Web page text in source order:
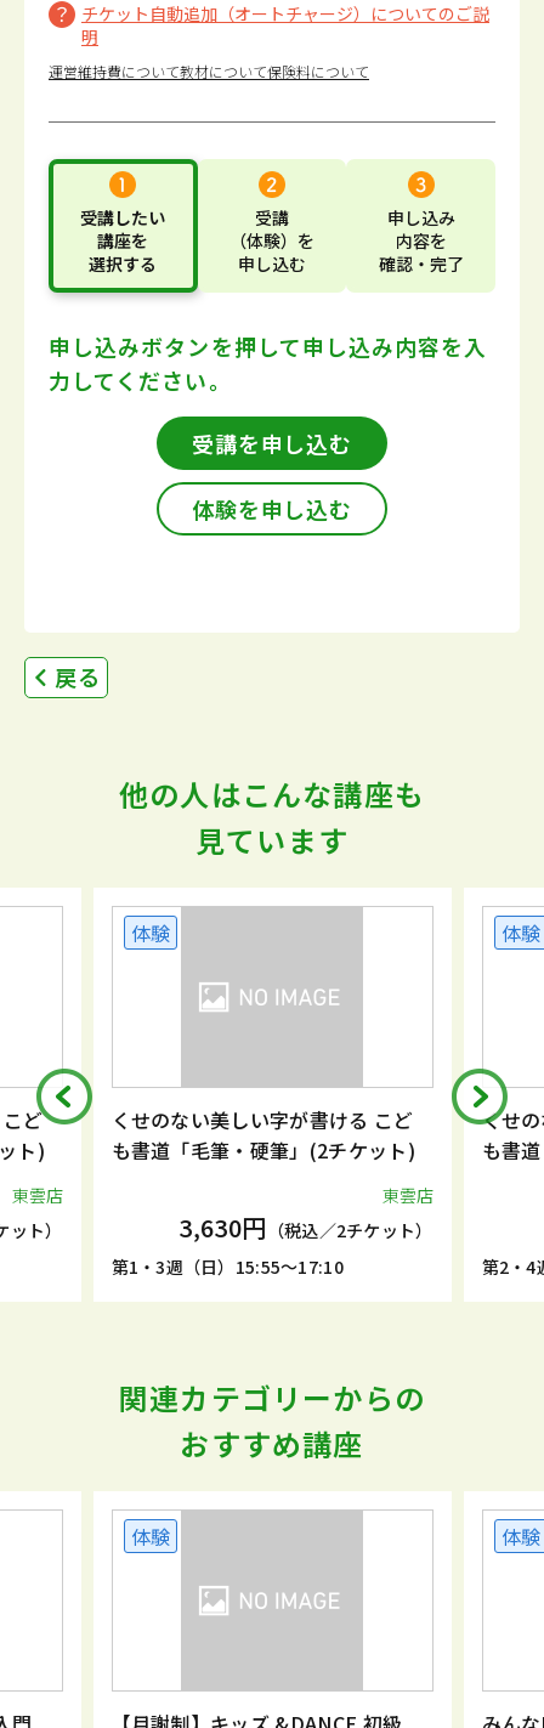
チケット自動追加（オートチャージ）についてのご説
明
運営維持費について教材について保険料について
受講したい
講座を
選択する
受講
（体験） を
申し込む
申し込み
内容を
確認・完了
申し込みボタンを押して申し込み内容を入
力してください。
受講を申し込む
体験を申し込む
戻る
他の人はこんな講座も
見ています
ど
ト)
東雲店
ト）
体験
くせのない美しい字が書ける こど
も書道「毛筆・硬筆」(2チケット)
東雲店
3,630円 （税込／2チケット）
第1・3週（日）15:55～17:10
体験
くせ
も書
第2・4
関連カテゴリーからの
おすすめ講座
体験 体験